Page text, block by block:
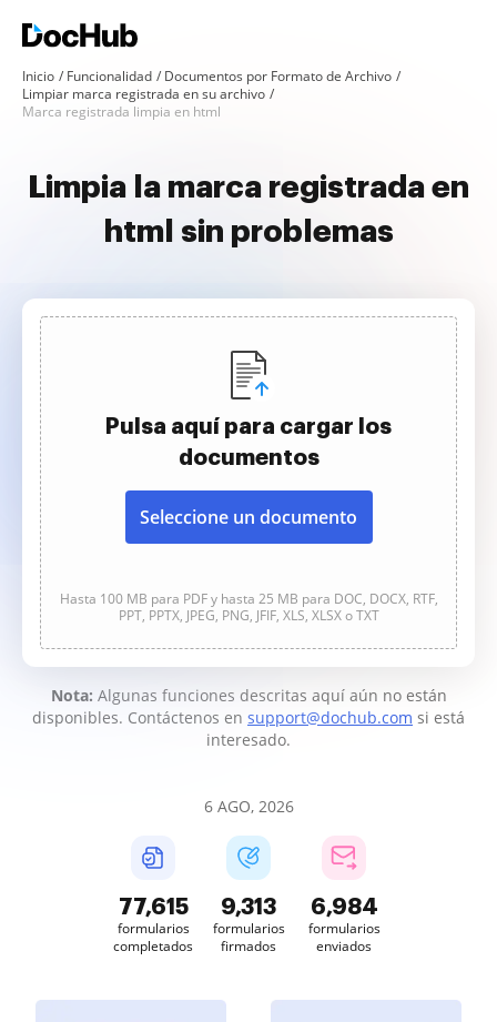
Inicio Funcionalidad
Documentos por Formato de Archivo
Limpiar marca registrada en su archivo
Marca registrada limpia en html
Limpia la marca registrada en
html sin problemas
Pulsa aquí para cargar los
documentos
Seleccione un documento
Hasta 100 MB para PDF y hasta 25 MB para DOC, DOCX, RTF,
PPT, PPTX, JPEG, PNG, JFIF, XLS, XLSX o TXT
Nota: Algunas funciones descritas aquí aún no están
disponibles. Contáctenos en support@dochub.com si está
interesado.
6 AGO, 2026
77,615
formularios
completados
9,313
formularios
firmados
6,984
formularios
enviados